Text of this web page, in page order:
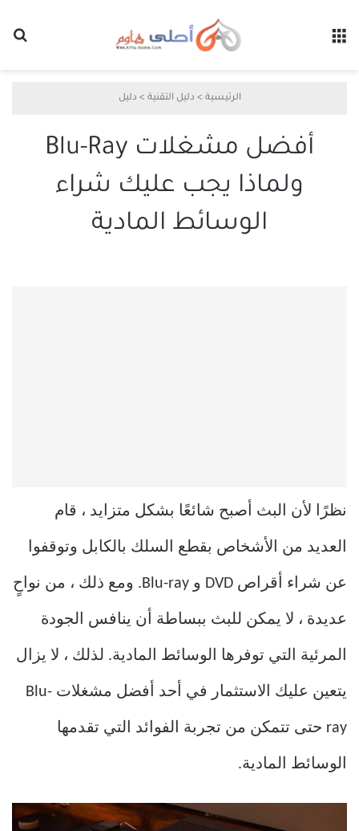
الرئيسية > دليل التقنية > دليل
أفضل مشغلات Blu-Ray
ولماذا يجب عليك شراء
الوسائط المادية
نظرًا لأن البث أصبح شائعًا بشكل متزايد ، قام
العديد من الأشخاص بقطع السلك بالكابل وتوقفوا
عن شراء أقراص DVD و Blu-ray. ومع ذلك ، من نواحٍ
عديدة ، لا يمكن للبث ببساطة أن ينافس الجودة
المرئية التي توفرها الوسائط المادية. لذلك ، لا يزال
يتعين عليك الاستثمار في أحد أفضل مشغلات Blu-
ray حتى تتمكن من تجربة الفوائد التي تقدمها
الوسائط المادية.